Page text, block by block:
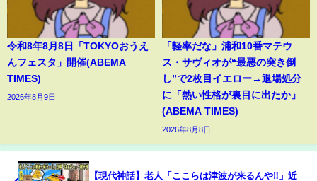
令和8年8月8日「TOKYOおうえ
んフェスタ」開催(ABEMA
TIMES)
2026年8月9日
「軽率だな」浦和10番マテウ
ス・サヴィオが“最悪の突き倒
し”で2枚目イエロー→退場処分
に「熱い性格が裏目に出たか」
(ABEMA TIMES)
2026年8月8日
【現代神話】老人「ここらは津波が来るんや‼️」近